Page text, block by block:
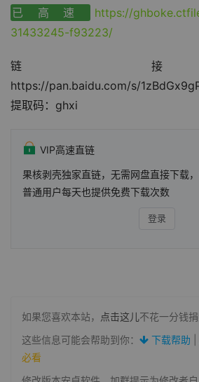
已高速
https://
31433245-f93223/
链
https://pan.baidu.com/s/
提取码：ghxi
VIP高速直链
果核剥壳独家直链，无需网盘直接下载
普通用户每天也提供免费下载次数
登录
如果您喜欢本站， 点击这儿不花一分钱
这些信息可能会帮助到你：
下载帮助
必看